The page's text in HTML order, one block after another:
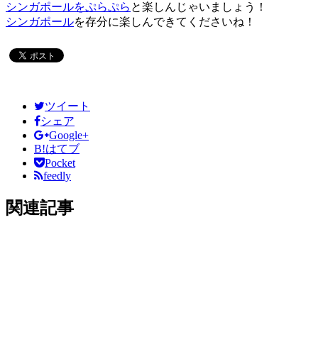
シンガポールをぷらぷら と楽しんじゃいましょう！
シンガポールを存分に楽しんできてくださいね！
ツイート
シェア
Google+
B!はてブ
Pocket
feedly
関連記事